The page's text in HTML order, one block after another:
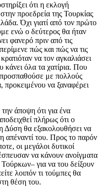
ότι η εκλογή
προεδρεία της Τουρκίας
Όχι γιατί από τον πρώτο
ενώ ο δεύτερος θα ήταν
φανερό πριν από τις
πώς και πώς να τις
να τον αγκαλιάσει
κάνει όλα τα χατίρια. Που
με πολλούς
προκειμένου να ξαναφέρει
άποψη ότι για ένα
πλήρως ότι ο
Δύση θα εξακολουθήσει να
απέναντί του. Προς το παρόν
οι μεγάλοι δυτικοί
να κάνουν ανοίγματα
για να του δείξουν
λοιπόν τι τούμπες θα
θέση του.